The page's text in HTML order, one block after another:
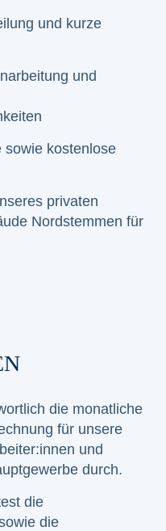
und kurze
und
sowie kostenlose
privaten
Nordstemmen für
die monatliche
für unsere
und
durch.
die
die